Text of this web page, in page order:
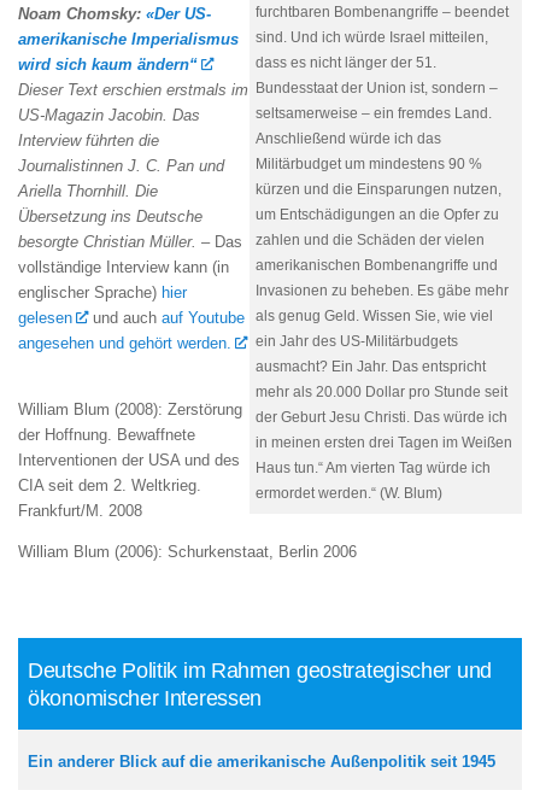
furchtbaren Bombenangriffe – beendet
sind. Und ich würde Israel mitteilen,
dass es nicht länger der 51.
Bundesstaat der Union ist, sondern –
seltsamerweise – ein fremdes Land.
Anschließend würde ich das
Militärbudget um mindestens 90 %
kürzen und die Einsparungen nutzen,
um Entschädigungen an die Opfer zu
zahlen und die Schäden der vielen
amerikanischen Bombenangriffe und
Invasionen zu beheben. Es gäbe mehr
als genug Geld. Wissen Sie, wie viel
ein Jahr des US-Militärbudgets
ausmacht? Ein Jahr. Das entspricht
mehr als 20.000 Dollar pro Stunde seit
der Geburt Jesu Christi. Das würde ich
in meinen ersten drei Tagen im Weißen
Haus tun.“ Am vierten Tag würde ich
ermordet werden.“ (W. Blum)
Noam Chomsky: «Der US-
amerikanische Imperialismus
wird sich kaum ändern“
Dieser Text erschien erstmals im
US-Magazin Jacobin. Das
Interview führten die
Journalistinnen J. C. Pan und
Ariella Thornhill. Die
Übersetzung ins Deutsche
besorgte Christian Müller. – Das
vollständige Interview kann (in
englischer Sprache) hier
gelesen
und auchauf Youtube
angesehen und gehört werden.
William Blum (2008): Zerstörung
der Hoffnung. Bewaffnete
Interventionen der USA und des
CIA seit dem 2. Weltkrieg.
Frankfurt/M. 2008
William Blum (2006): Schurkenstaat, Berlin 2006
Deutsche Politik im Rahmen geostrategischer und
ökonomischer Interessen
Ein anderer Blick auf die amerikanische Außenpolitik seit 1945